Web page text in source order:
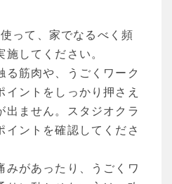
って、家でなるべく頻
してください。
る筋肉や、うごくワーク
イントをしっかり押さえ
出ません。スタジオクラ
イントを確認してくださ
みがあったり、うごくワ